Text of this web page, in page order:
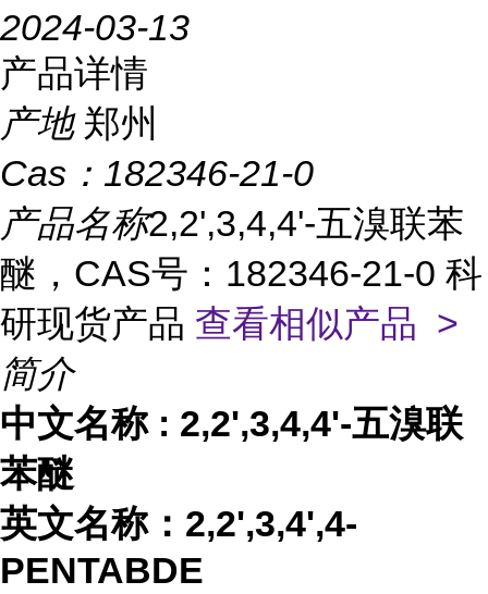
2024-03-13
产品详情
产地 郑州
Cas： 182346-21-0
产品名称2,2',3,4,4'-五溴联苯
醚，CAS号：182346-21-0 科
研现货产品 查看相似产品 >
简介
中文名称 : 2,2',3,4,4'-五溴联
苯醚
英文名称： 2,2',3,4',4-
PENTABDE